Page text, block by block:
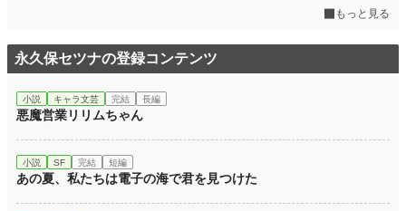
もっと見る
永久保セツナの登録コンテンツ
小説 キャラ文芸 完結 長編
悪魔営業リリムちゃん
小説 SF 完結 短編
あの夏、私たちは電子の海で君を見つけた